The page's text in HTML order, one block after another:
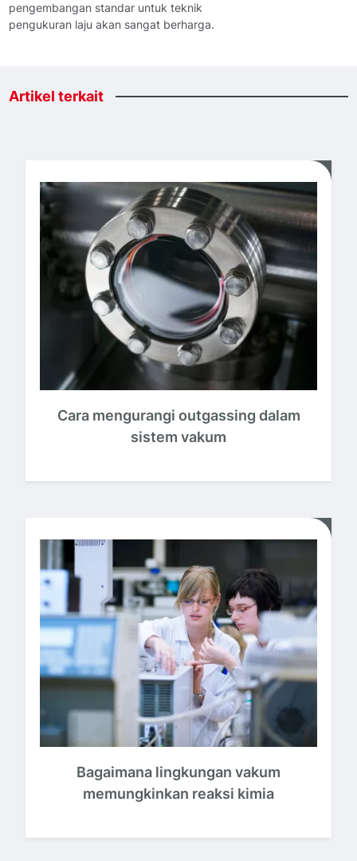
pengembangan standar untuk teknik
pengukuran laju akan sangat berharga.
Artikel terkait
Cara mengurangi outgassing dalam
sistem vakum
Bagaimana lingkungan vakum
memungkinkan reaksi kimia